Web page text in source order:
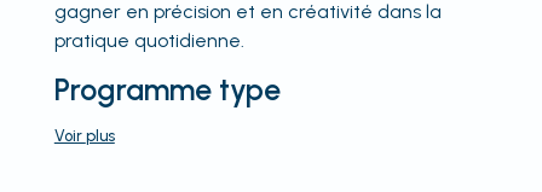
gagner en précision et en créativité dans la
pratique quotidienne.
Programme type
Voir plus